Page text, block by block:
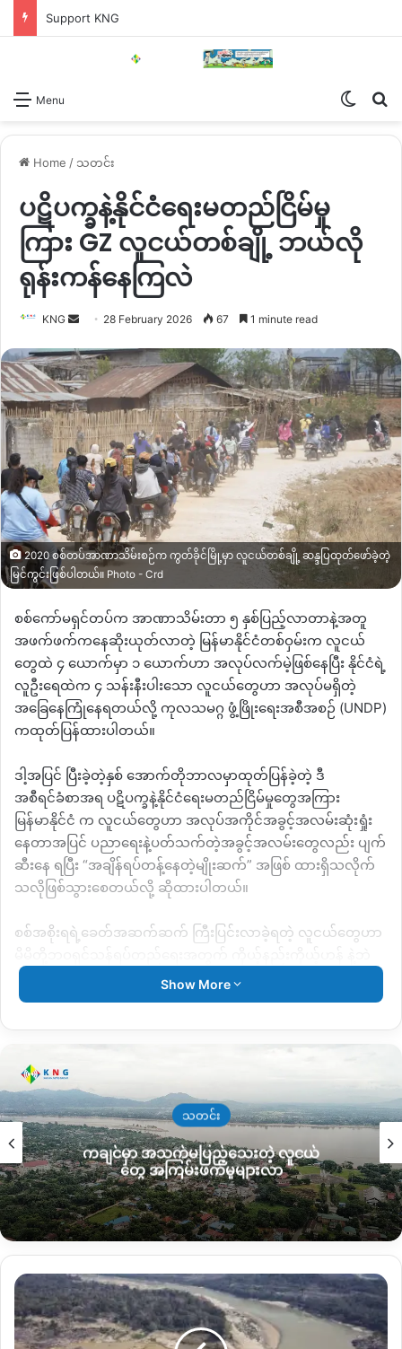
Support KNG
Menu
Home / သတင်း
ပဋိပက္ခနဲ့နိုင်ငံရေးမတည်ငြိမ်မှု
ကြား GZ လူငယ်တစ်ချို့ ဘယ်လို
ရုန်းကန်နေကြလဲ
KNG
Send
email
28 February 2026 67 1 minute read
2020 စစ်တပ်အာဏာသိမ်းစဉ်က ကွတ်ခိုင်မြို့မှာ လူငယ်တစ်ချို့ ဆန္ဒပြထုတ်ဖော်ခဲ့တဲ့
မြင်ကွင်းဖြစ်ပါတယ်။ Photo - Crd
စစ်ကော်မရှင်တပ်က အာဏာသိမ်းတာ ၅ နှစ်ပြည့်လာတာနဲ့အတူ
အဖက်ဖက်ကနေဆိုးယုတ်လာတဲ့ မြန်မာနိုင်ငံတစ်ဝှမ်းက လူငယ်
တွေထဲ ၄ ယောက်မှာ ၁ ယောက်ဟာ အလုပ်လက်မဲ့ဖြစ်နေပြီး နိုင်ငံရဲ့
လူဦးရေထဲက ၄ သန်းနီးပါးသော လူငယ်တွေဟာ အလုပ်မရှိတဲ့
အခြေနေကြုံနေရတယ်လို့ ကုလသမဂ္ဂ ဖွံ့ဖြိုးရေးအစီအစဉ် (UNDP)
ကထုတ်ပြန်ထားပါတယ်။
ဒါ့အပြင် ပြီးခဲ့တဲ့နှစ် အောက်တိုဘာလမှာထုတ်ပြန်ခဲ့တဲ့ ဒီ
အစီရင်ခံစာအရ ပဋိပက္ခနဲ့နိုင်ငံရေးမတည်ငြိမ်မှုတွေအကြား
မြန်မာနိုင်ငံ က လူငယ်တွေဟာ အလုပ်အကိုင်အခွင့်အလမ်းဆုံးရှုံး
နေတာအပြင် ပညာရေးနဲ့ပတ်သက်တဲ့အခွင့်အလမ်းတွေလည်း ပျက်
ဆီးနေ ရပြီး “အချိန်ရပ်တန့်နေတဲ့မျိုးဆက်” အဖြစ် ထားရှိသလိုက်
သလိုဖြစ်သွားစေတယ်လို့ ဆိုထားပါတယ်။
စစ်အစိုးရရဲ့ခေတ်အဆက်ဆက် ကြီးပြင်းလာခဲ့ရတဲ့ လူငယ်တွေဟာ
အလုပ်အကိုင်အခွင့်အလမ်းတွေရှာဖွေနေကြရတယ်လို့ မြစ်ကြီးနား
မြို့ခံလူငယ်တွေကပြောပါတယ်။
၂၀၂၁ အာဏာသိမ်းချိန် ဒီကာလအတွင်းကြီးပြင်းလာတဲ့ Gen Z
ခေါ်ကြတဲ့ ဒီမျိုးဆက်တွေကတော့ မိမိနိုင်ငံမှာအလုပ်အကိုင်
အခွင့်အလမ်းနည်းပါးတာကြောင့် တိုင်းတစ်ပါးကိုထွက်ပြီး
ရွှေ့ပြောင်းအလုပ်သမားအဖြစ်အလုပ်လုပ်ကြသလို တချို့ကတော့
အန္တရာယ်များတဲ့အသက်မွေးဝမ်းကျောင်းတွေဘက်ကိုရောက်ကြရ
သူတွေရှိတယ်လို့ စစ်တမ်းတွေအရသိရပါတယ်။
ဥပမာ လက်ရှိကာလမှာတော့ ကျားဖြန့်လုပ်ငန်းလို ငွေလိမ်တဲ့
လုပ်ငန်းတွေထဲရောက်ကုန်ကြရပြီး ကချင်ပြည်နယ်လို သယံဇာတ
ပေါများတဲ့ဒေသမှာ ကြီးပြင်းတဲ့လူငယ်တွေကတော့တော့
မြို့ခံလူငယ်တစ်ဦးကပြောပါတယ်။
“ကျနော်တို့အိမ်မှာက မိသားစုဝင် ၄ ယောက်ရှိတယ်။ မြစ်ကြီးနားမှာ
Show More
သတင်း
ကချင်မှာ အသက်မပြည့်သေးတဲ့ လူငယ်
တွေ အကြမ်းဖက်မှုများလာ
မြစ်ဆုံ
ဆည်
လုပ်
တာက